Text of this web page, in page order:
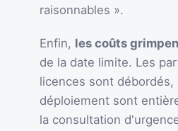
raisonnables ».
Enfin, les coûts
de la date limite. Les
licences sont débordés,
déploiement sont
la consultation